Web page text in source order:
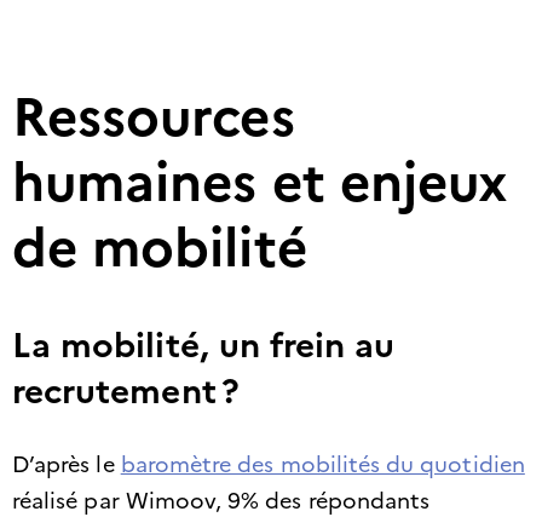
Ressources
humaines et enjeux
de mobilité
La mobilité, un frein au
recrutement ?
D’après le baromètre des mobilités du quotidien
réalisé par Wimoov, 9% des répondants